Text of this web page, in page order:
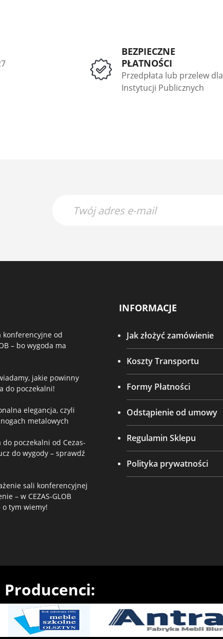
BEZPIECZNE
PŁATNOŚCI
Przedpłata lub przelew dla
Instytucji Publicznych
konferencyjne od
– bo wygoda ma
jakie powinny
do poczekalni!
elegancja, czyli
metalowych
do poczekalni od Cezas-
do wygody – sprawdź
sali konferencyjnej
– w CEZAS-GLOB
o tym wiemy!
INFORMACJE
Jak złożyć zamówienie
Koszty Transportu
Formy Płatności
Odstąpienie od umowy
Regulamin Sklepu
Polityka prywatności
Producenci: